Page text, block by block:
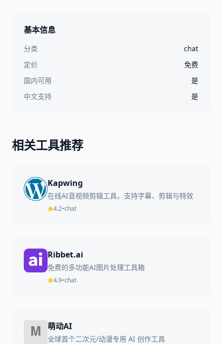
基本信息
分类
chat
定价
免费
国内可用
是
中文支持
是
相关工具推荐
Kapwing
在线AI音视频剪辑工具，支持字幕、剪辑与特效
4.2•chat
Ribbet.ai
免费的多功能AI图片处理工具箱
4.9•chat
萌动AI
全球首个二次元/动漫专用 AI 创作工具